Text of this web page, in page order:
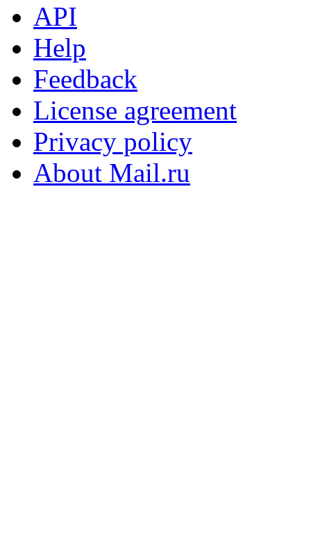
API
Help
Feedback
License agreement
Privacy policy
About Mail.ru